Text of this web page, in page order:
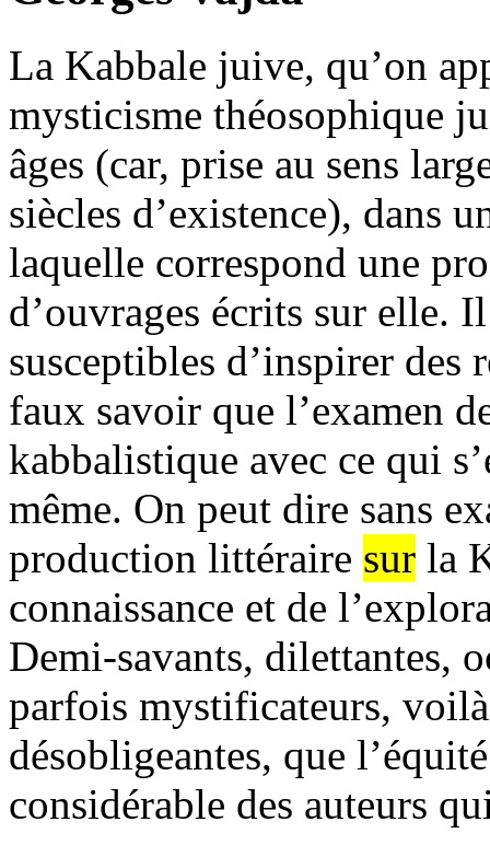
La Kabbale juive, qu’on
mysticisme théosophique
âges (car, prise au sens
siècles d’existence), dans
laquelle correspond une
d’ouvrages écrits sur elle.
susceptibles d’inspirer
faux savoir que l’examen
kabbalistique avec ce qui
même. On peut dire sans
production littéraire sur la
connaissance et de
Demi-savants, dilettantes,
parfois mystificateurs,
désobligeantes, que
considérable des auteurs